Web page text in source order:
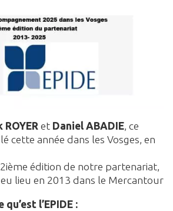
et Daniel ABADIE, ce
cette année dans les Vosges, en
édition de notre partenariat,
lieu en 2013 dans le Mercantour
l’EPIDE :